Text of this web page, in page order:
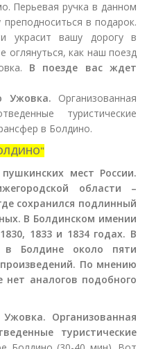
Перьевая ручка в данном
в подарок.
украсит вашу дорогу в
как наш поезд
В поезде вас ждет
Ужовка. Организованная
туристические
в Болдино.
мест России.
области –
сохранился подлинный
В Болдинском имении
1833 и 1834 годах. В
Болдине около пяти
По мнению
аналогов подобного
Организованная
туристические